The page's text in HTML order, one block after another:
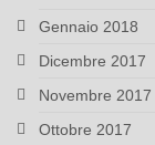
Gennaio 2018
Dicembre 2017
Novembre 2017
Ottobre 2017